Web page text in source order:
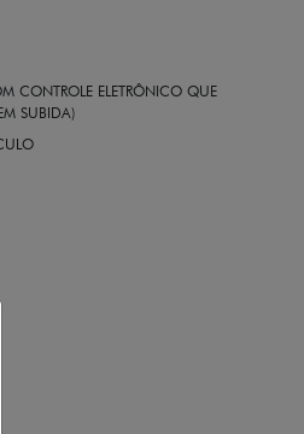
CONTROLE ELETRÔNICO QUE
SUBIDA)